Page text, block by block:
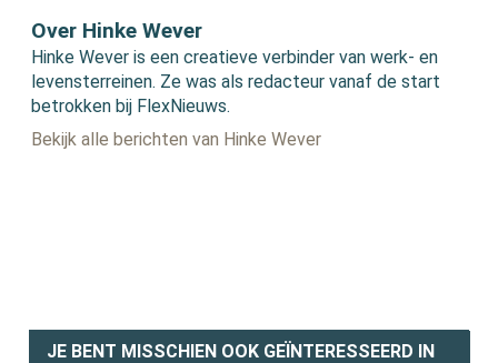
Over Hinke Wever
Hinke Wever is een creatieve verbinder van werk- en
levensterreinen. Ze was als redacteur vanaf de start
betrokken bij FlexNieuws.
Bekijk alle berichten van Hinke Wever
JE BENT MISSCHIEN OOK GEÏNTERESSEERD IN